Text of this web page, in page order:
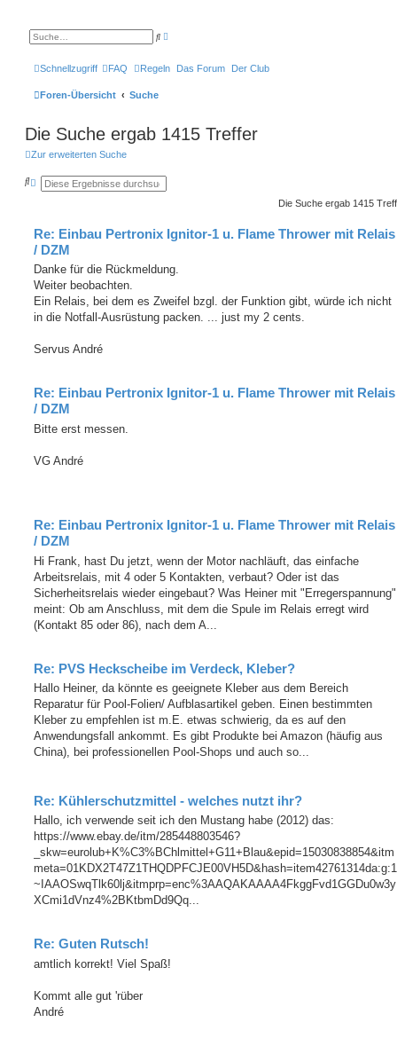
S
h
e i
S
u
Schnellzugriff FAQ Regeln Das Forum Der Club
Foren-Übersicht Suche
Die Suche ergab 1415 Treffer
Zur erweiterten Suche
S E
t
e
r
t
e
S
u
c
h
Die Suche ergab 1415
Re: Einbau Pertronix Ignitor-1 u. Flame Thrower mit Relais
/ DZM
Danke für die Rückmeldung.
Weiter beobachten.
Ein Relais, bei dem es Zweifel bzgl. der Funktion gibt, würde ich nicht
in die Notfall-Ausrüstung packen. ... just my 2 cents.
Servus André
Re: Einbau Pertronix Ignitor-1 u. Flame Thrower mit Relais
/ DZM
Bitte erst messen.
VG André
Re: Einbau Pertronix Ignitor-1 u. Flame Thrower mit Relais
/ DZM
Hi Frank, hast Du jetzt, wenn der Motor nachläuft, das einfache
Arbeitsrelais, mit 4 oder 5 Kontakten, verbaut? Oder ist das
Sicherheitsrelais wieder eingebaut? Was Heiner mit "Erregerspannung"
meint: Ob am Anschluss, mit dem die Spule im Relais erregt wird
(Kontakt 85 oder 86), nach dem A...
Re: PVS Heckscheibe im Verdeck, Kleber?
Hallo Heiner, da könnte es geeignete Kleber aus dem Bereich
Reparatur für Pool-Folien/ Aufblasartikel geben. Einen bestimmten
Kleber zu empfehlen ist m.E. etwas schwierig, da es auf den
Anwendungsfall ankommt. Es gibt Produkte bei Amazon (häufig aus
China), bei professionellen Pool-Shops und auch so...
Re: Kühlerschutzmittel - welches nutzt ihr?
Hallo, ich verwende seit ich den Mustang habe (2012) das:
https://www.ebay.de/itm/285448803546?
_skw=eurolub+K%C3%BChlmittel+G11+Blau&epid=15030838854&itm
meta=01KDX2T47Z1THQDPFCJE00VH5D&hash=item42761314da:g:1
~IAAOSwqTlk60lj&itmprp=enc%3AAQAKAAAA4FkggFvd1GGDu0w3y
XCmi1dVnz4%2BKtbmDd9Qq...
Re: Guten Rutsch!
amtlich korrekt! Viel Spaß!
Kommt alle gut 'rüber
André